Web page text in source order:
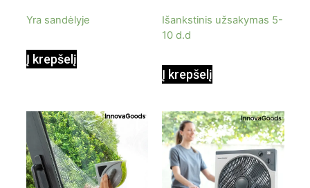
Yra sandėlyje
Į krepšelį
Išankstinis užsakymas 5-
10 d.d
Į krepšelį